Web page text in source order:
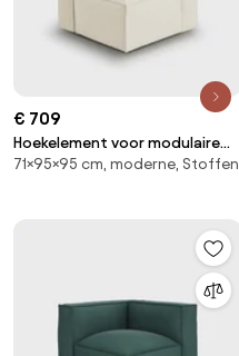
€ 709
Hoekelement voor modulaire
bank, in badstof, Seven
71×95×95 cm, moderne, Stoffen